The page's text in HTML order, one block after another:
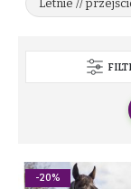
Letnie //
-20%